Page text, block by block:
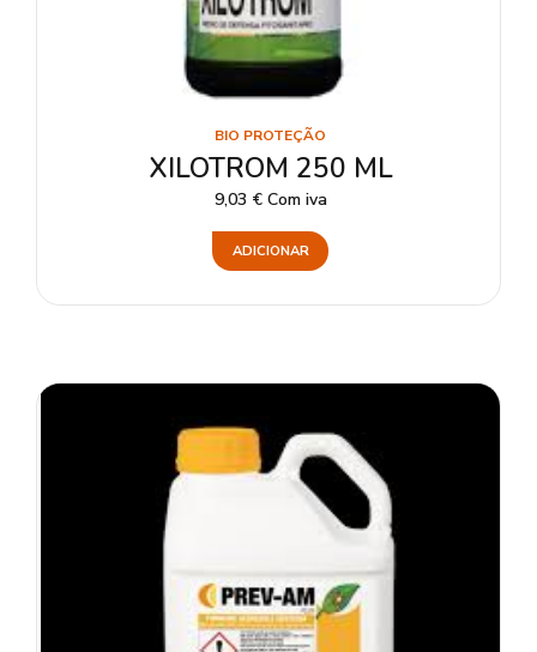
BIO PROTEÇÃO
XILOTROM 250 ML
9,03 € Com iva
ADICIONAR